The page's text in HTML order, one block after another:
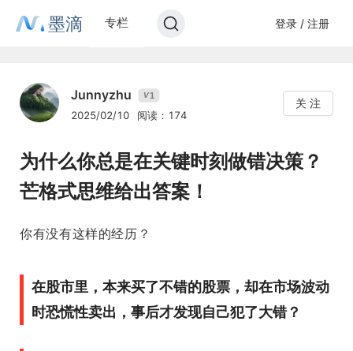
墨滴 专栏 登录 / 注册
Junnyzhu V1
2025/02/10 阅读：174
关 注
为什么你总是在关键时刻做错决策？
芒格式思维给出答案！
你有没有这样的经历？
在股市里，本来买了不错的股票，却在市场波动
时恐慌性卖出，事后才发现自己犯了大错？